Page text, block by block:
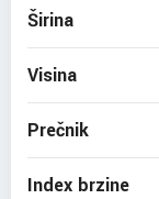
Širina
Visina
Prečnik
Index brzine